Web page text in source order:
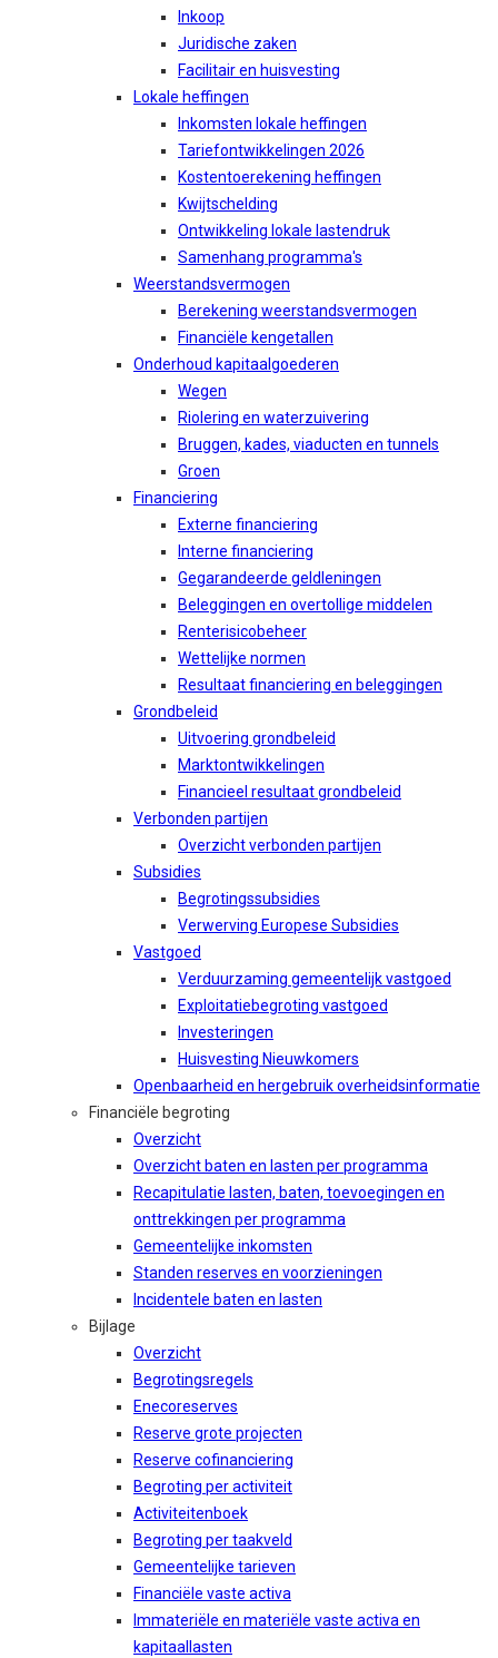
Inkoop
Juridische zaken
Facilitair en huisvesting
Lokale heffingen
Inkomsten lokale heffingen
Tariefontwikkelingen 2026
Kostentoerekening heffingen
Kwijtschelding
Ontwikkeling lokale lastendruk
Samenhang programma's
Weerstandsvermogen
Berekening weerstandsvermogen
Financiële kengetallen
Onderhoud kapitaalgoederen
Wegen
Riolering en waterzuivering
Bruggen, kades, viaducten en tunnels
Groen
Financiering
Externe financiering
Interne financiering
Gegarandeerde geldleningen
Beleggingen en overtollige middelen
Renterisicobeheer
Wettelijke normen
Resultaat financiering en beleggingen
Grondbeleid
Uitvoering grondbeleid
Marktontwikkelingen
Financieel resultaat grondbeleid
Verbonden partijen
Overzicht verbonden partijen
Subsidies
Begrotingssubsidies
Verwerving Europese Subsidies
Vastgoed
Verduurzaming gemeentelijk vastgoed
Exploitatiebegroting vastgoed
Investeringen
Huisvesting Nieuwkomers
Openbaarheid en hergebruik overheidsinformatie
Financiële begroting
Overzicht
Overzicht baten en lasten per programma
Recapitulatie lasten, baten, toevoegingen en
onttrekkingen per programma
Gemeentelijke inkomsten
Standen reserves en voorzieningen
Incidentele baten en lasten
Bijlage
Overzicht
Begrotingsregels
Enecoreserves
Reserve grote projecten
Reserve cofinanciering
Begroting per activiteit
Activiteitenboek
Begroting per taakveld
Gemeentelijke tarieven
Financiële vaste activa
Immateriële en materiële vaste activa en
kapitaallasten